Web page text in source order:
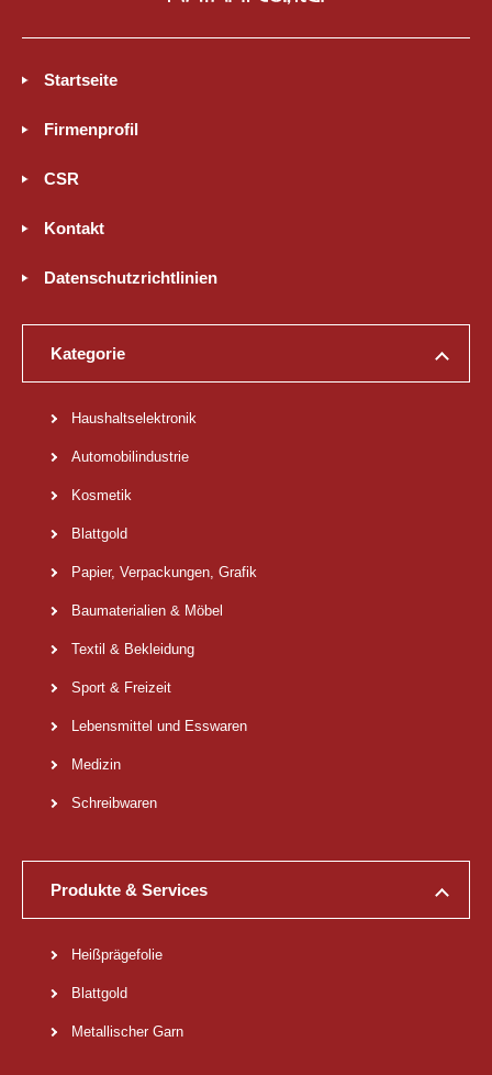
Startseite
Firmenprofil
CSR
Kontakt
Datenschutzrichtlinien
Kategorie
Haushaltselektronik
Automobilindustrie
Kosmetik
Blattgold
Papier, Verpackungen, Grafik
Baumaterialien & Möbel
Textil & Bekleidung
Sport & Freizeit
Lebensmittel und Esswaren
Medizin
Schreibwaren
Produkte & Services
Heißprägefolie
Blattgold
Metallischer Garn